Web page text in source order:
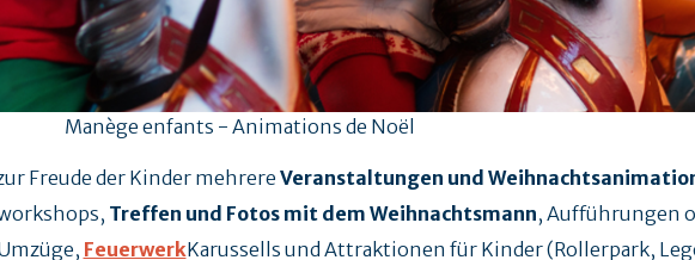
Manège enfants - Animations de Noël
Freude der Kinder mehrereVeranstaltungen und
Treffen und Fotos mit dem Weihnachtsmann, Aufführungen
FeuerwerkKarussells und Attraktionen für Kinder (Rollerpark,